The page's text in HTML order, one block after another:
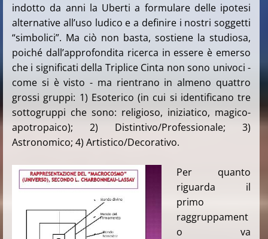
indotto da anni la Uberti a formulare delle ipotesi
alternative all’uso ludico e a definire i nostri soggetti
“simbolici”. Ma ciò non basta, sostiene la studiosa,
poiché dall’approfondita ricerca in essere è emerso
che i significati della Triplice Cinta non sono univoci -
come si è visto - ma rientrano in almeno quattro
grossi gruppi: 1) Esoterico (in cui si identificano tre
sottogruppi che sono: religioso, iniziatico, magico-
apotropaico); 2) Distintivo/Professionale; 3)
Astronomico; 4) Artistico/Decorativo.
Per quanto
riguarda il
primo
raggruppament
o va